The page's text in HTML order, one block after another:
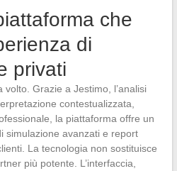
che
di
privati
Grazie a Jestimo, l’analisi
contestualizzata,
la piattaforma offre un
simulazione avanzati e report
La tecnologia non sostituisce
più potente. L’interfaccia,